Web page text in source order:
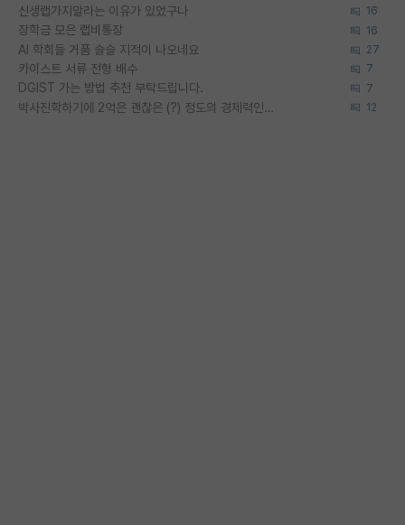
신생랩가지말라는 이유가 있었구나 16
장학금 모은 랩비통장 16
AI 학회들 거품 슬슬 지적이 나오네요 27
카이스트 서류 전형 배수 7
DGIST 가는 방법 추천 부탁드립니다. 7
박사진학하기에 2억은 괜찮은 (?) 정도의 경제력인가요 12